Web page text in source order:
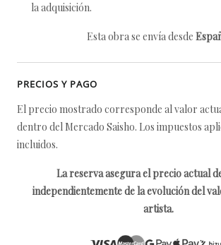
la adquisición.
Esta obra se envía desde
PRECIOS Y PAGO
El precio mostrado corresponde al valor
dentro del Mercado Saisho. Los impuestos
incluidos.
La reserva asegura el precio actual
independientemente de la evolución del
artista.